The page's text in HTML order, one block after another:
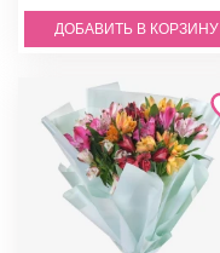
ДОБАВИТЬ В КОРЗИНУ